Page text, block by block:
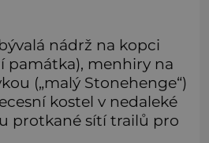
nádrž na kopci
památka), menhiry na
(„malý Stonehenge“)
kostel v nedaleké
protkané sítí trailů pro